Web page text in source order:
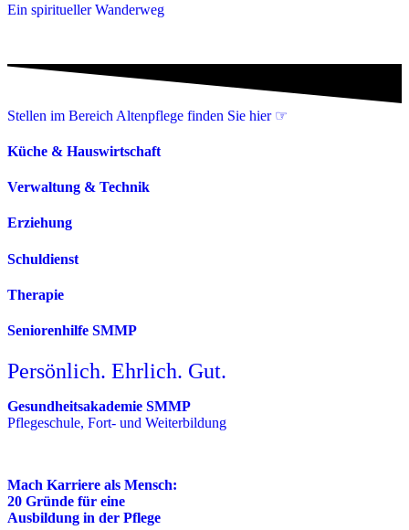
Ein spiritueller Wanderweg
Stellen im Bereich Altenpflege finden Sie hier ☞
Küche & Hauswirtschaft
Verwaltung & Technik
Erziehung
Schuldienst
Therapie
Seniorenhilfe SMMP
Persönlich. Ehrlich. Gut.
Gesundheitsakademie SMMP
Pflegeschule, Fort- und Weiterbildung
Mach Karriere als Mensch:
20 Gründe für eine
Ausbildung in der Pflege